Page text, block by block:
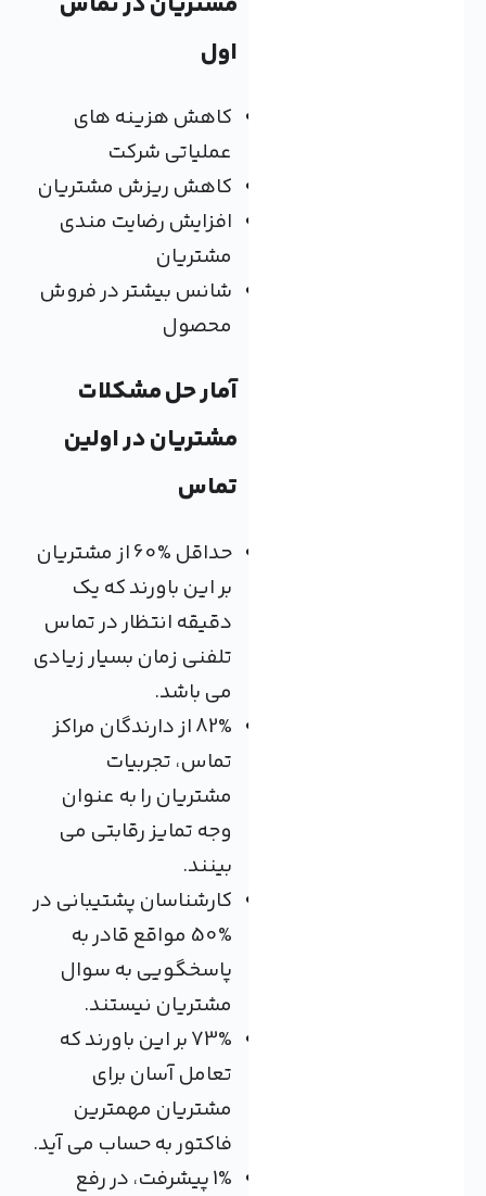
اول
کاهش هزینه های
عملیاتی شرکت
کاهش ریزش مشتریان
افزایش رضایت مندی
مشتریان
شانس بیشتر در فروش
محصول
آمار حل مشکلات
مشتریان در اولین
تماس
حداقل %60 از مشتریان
بر این باورند که یک
دقیقه انتظار در تماس
تلفنی زمان بسیار زیادی
می باشد.
82% از دارندگان مراکز
تماس، تجربیات
مشتریان را به عنوان
وجه تمایز رقابتی می
بینند.
کارشناسان پشتیبانی در
%50 مواقع قادر به
پاسخگویی به سوال
مشتریان نیستند.
73% بر این باورند که
تعامل آسان برای
مشتریان مهمترین
فاکتور به حساب می آید.
1% پیشرفت، در رفع